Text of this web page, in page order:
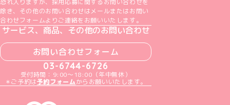
恐れ入りますが、採用応募に関するお問い合わせを
除き、その他のお問い合わせはメールまたはお問い
合わせフォームよりご連絡をお願いいたします。
サービス、商品、その他のお問い合わせ
お問い合わせフォーム
03-6744-6726
受付時間：9:00～18:00（年中無休）
＊ご予約は予約フォームからお願いいたします。